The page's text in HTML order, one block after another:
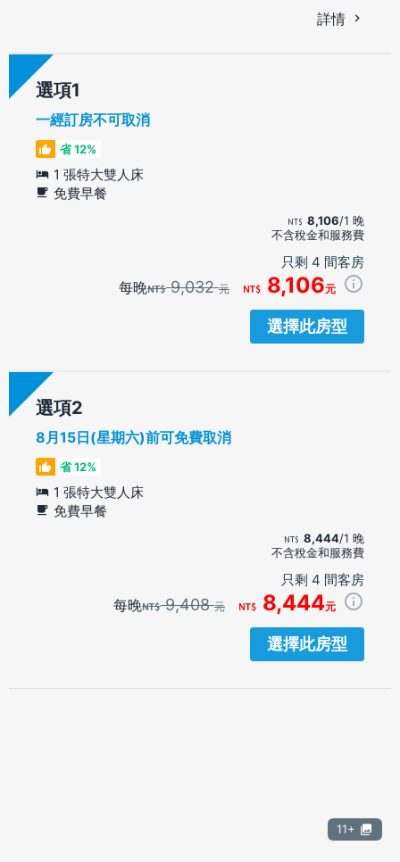
詳情
選項
一經訂房不可取消
省 12%
1 張特大雙人床
免費早餐
8,106/1 晚
不含稅金和服務費
只剩 4 間客房
每晚 9,032元 8,106元
選擇此房型
選項
8月15日(星期六)前可免費取消
省 12%
1 張特大雙人床
免費早餐
8,444/1 晚
不含稅金和服務費
只剩 4 間客房
每晚 9,408元 8,444元
選擇此房型
11+